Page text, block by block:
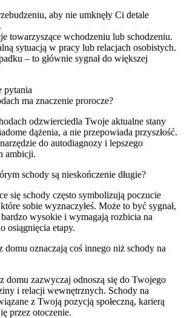
aby nie umknęły Ci detale
towarzyszące wchodzeniu lub schodzeniu.
sytuacją w pracy lub relacjach osobistych.
– to głównie sygnał do większej
pytania
ma znaczenie prorocze?
odzwierciedla Twoje aktualne stany
dążenia, a nie przepowiada przyszłość.
do autodiagnozy i lepszego
ambicji.
schody są nieskończenie długie?
się schody często symbolizują poczucie
sobie wyznaczyłeś. Może to być sygnał,
wysokie i wymagają rozbicia na
osiągnięcia etapy.
oznaczają coś innego niż schody na
domu zazwyczaj odnoszą się do Twojego
i relacji wewnętrznych. Schody na
z Twoją pozycją społeczną, karierą
przez otoczenie.